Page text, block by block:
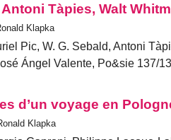
Antoni Tàpies, Walt
Klapka
Pic, W. G. Sebald, Antoni
Ángel Valente, Po&sie 137/
d’un voyage en
Klapka